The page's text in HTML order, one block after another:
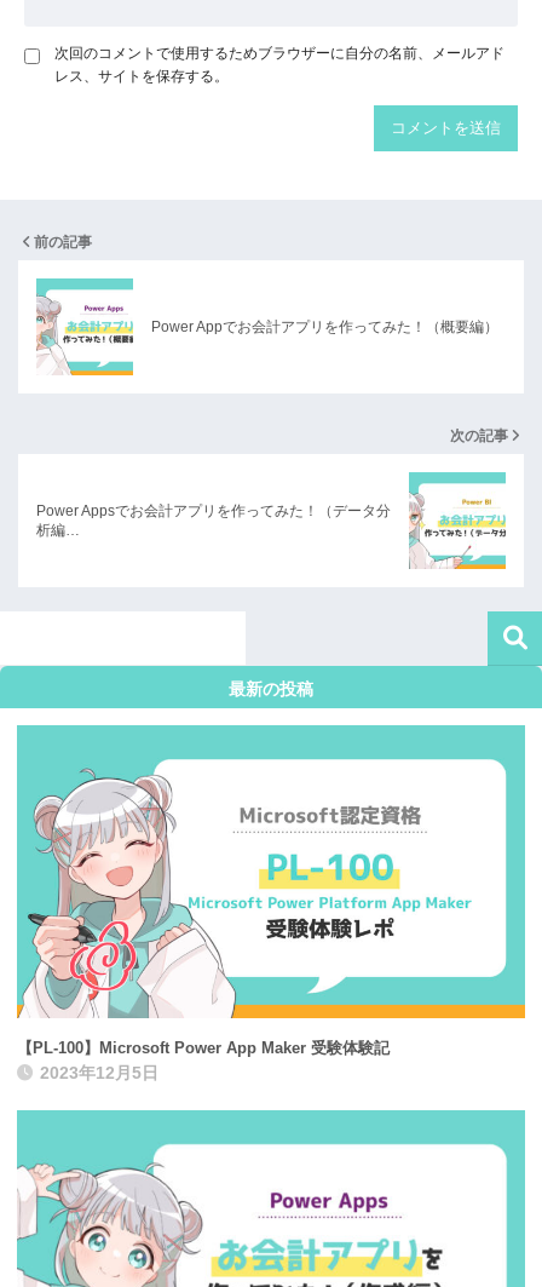
次回のコメントで使用するためブラウザーに自分の名前、メールアド
レス、サイトを保存する。
前の記事
Power Appでお会計アプリを作ってみた！（概要編）
次の記事
Power Appsでお会計アプリを作ってみた！（データ分
析編…
最新の投稿
【PL-100】Microsoft Power App Maker 受験体験記
2023年12月5日